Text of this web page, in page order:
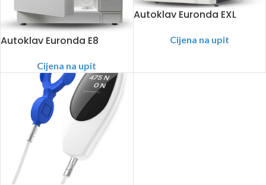
Autoklav Euronda E8
Cijena na upit
Autoklav Euronda EXL
Cijena na upit